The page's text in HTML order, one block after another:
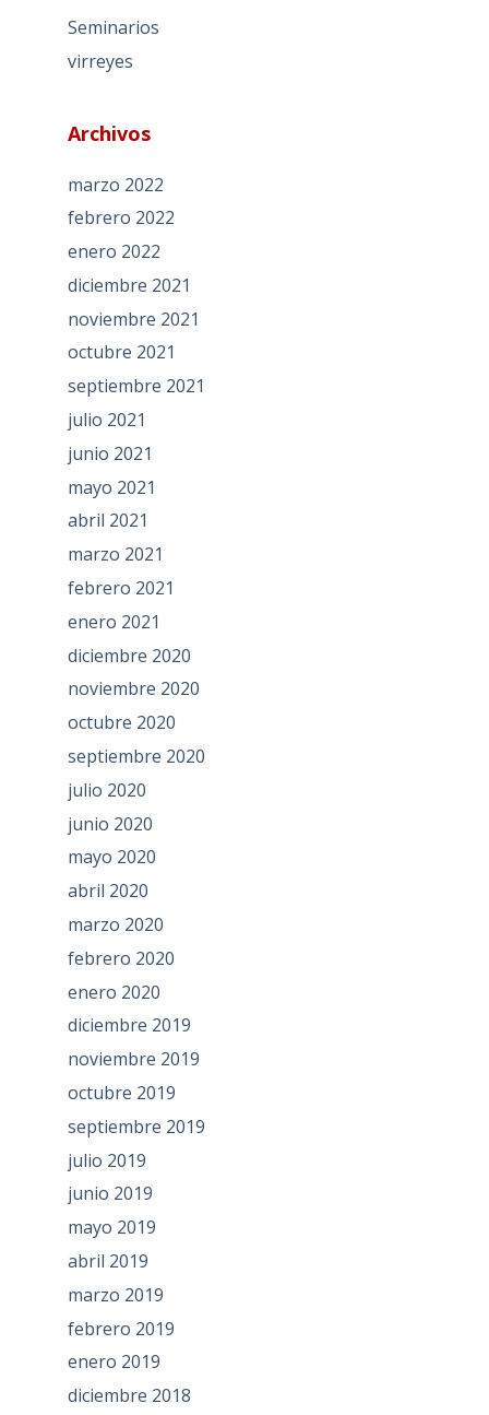
Seminarios
virreyes
Archivos
marzo 2022
febrero 2022
enero 2022
diciembre 2021
noviembre 2021
octubre 2021
septiembre 2021
julio 2021
junio 2021
mayo 2021
abril 2021
marzo 2021
febrero 2021
enero 2021
diciembre 2020
noviembre 2020
octubre 2020
septiembre 2020
julio 2020
junio 2020
mayo 2020
abril 2020
marzo 2020
febrero 2020
enero 2020
diciembre 2019
noviembre 2019
octubre 2019
septiembre 2019
julio 2019
junio 2019
mayo 2019
abril 2019
marzo 2019
febrero 2019
enero 2019
diciembre 2018